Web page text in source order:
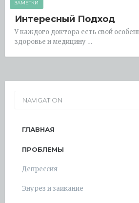
ЗАМЕТКИ
Интересный Подход
У каждого доктора есть свой
здоровье и медицину …
NAVIGATION
ГЛАВНАЯ
ПРОБЛЕМЫ
Депрессия
Энурез и заикание